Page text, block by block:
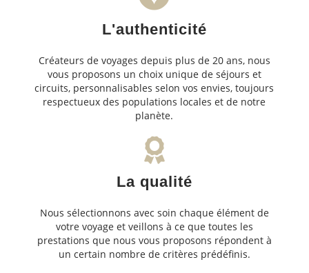
L'authenticité
Créateurs de voyages depuis plus de 20 ans, nous
vous proposons un choix unique de séjours et
circuits, personnalisables selon vos envies, toujours
respectueux des populations locales et de notre
planète.
La qualité
Nous sélectionnons avec soin chaque élément de
votre voyage et veillons à ce que toutes les
prestations que nous vous proposons répondent à
un certain nombre de critères prédéfinis.